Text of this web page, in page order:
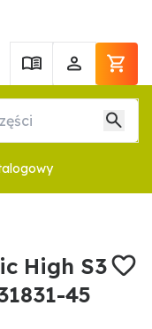
High S3
45